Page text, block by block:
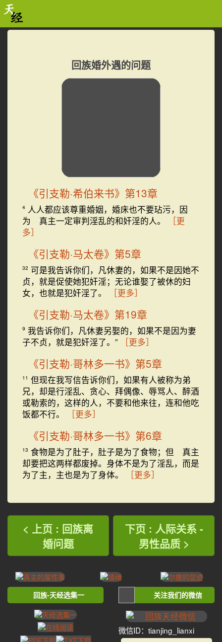
回族婚外遇的问题
《引支勒·希伯来书》第13章
4 人人都应该尊重婚姻，婚床也不要玷污，因
为 真主一定审判淫乱的和奸淫的人。
［更
多］
《引支勒·马太卷》第5章
32 可是我告诉你们，凡休妻的，如果不是因她不
贞，就是促使她犯奸淫；无论谁娶了被休的妇
女，也就是犯奸淫了。
［更多］
《引支勒·马太卷》第19章
9 我告诉你们，凡休妻另娶的，如果不是因为妻
子不贞，就是犯奸淫了。”
［更多］
《引支勒·哥林多一书》第5章
11 但现在我写信告诉你们，如果有人被称为弟
兄，却是行淫乱、贪心、拜偶像、辱骂人、醉酒
或勒索的，这样的人，不要和他来往，连和他吃
饭都不行。
［更多］
《引支勒·哥林多一书》第6章
13 食物是为了肚子，肚子是为了食物；但 真主
却要把这两样都废掉。身体不是为了淫乱，而是
为了主，主也是为了身体。
［更多］
< 上页 : 回族离
婚问题
下页 : 人际关系 -
男性品质 >
回族-天经选集一 关注我们的微信
微信ID：tianjing_lianxi